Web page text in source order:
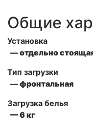
Общие
Установка
— отдельно
Тип загрузки
— фронтальная
Загрузка белья
— 6 кг